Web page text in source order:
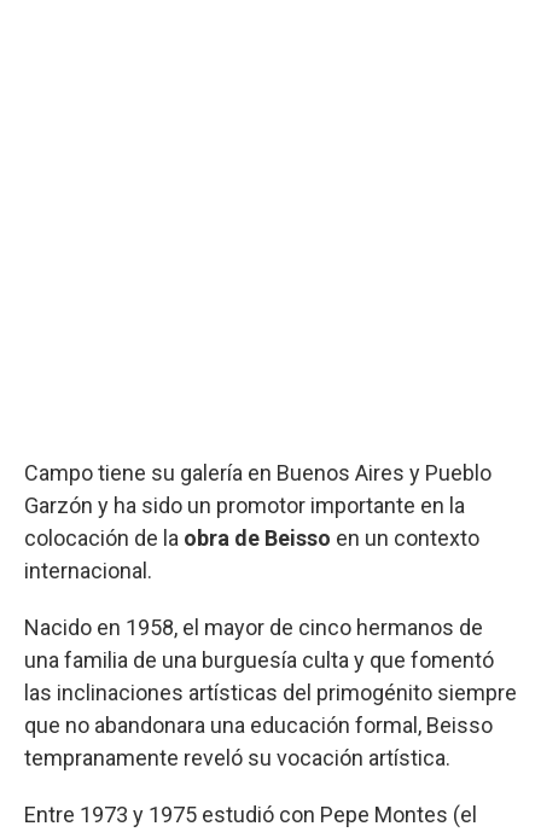
Campo tiene su galería en Buenos Aires y Pueblo
Garzón y ha sido un promotor importante en la
colocación de la obra de Beisso en un contexto
internacional.
Nacido en 1958, el mayor de cinco hermanos de
una familia de una burguesía culta y que fomentó
las inclinaciones artísticas del primogénito siempre
que no abandonara una educación formal, Beisso
tempranamente reveló su vocación artística.
Entre 1973 y 1975 estudió con Pepe Montes (el